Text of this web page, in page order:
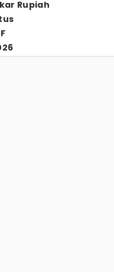
Rupiah